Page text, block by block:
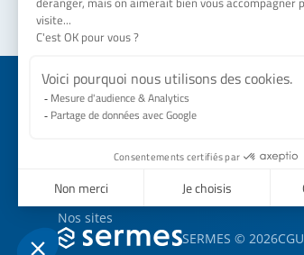
Notre société
Actualités
SERMES recrute
Nos engagements
Nos sites
SERMES © 2026CGU